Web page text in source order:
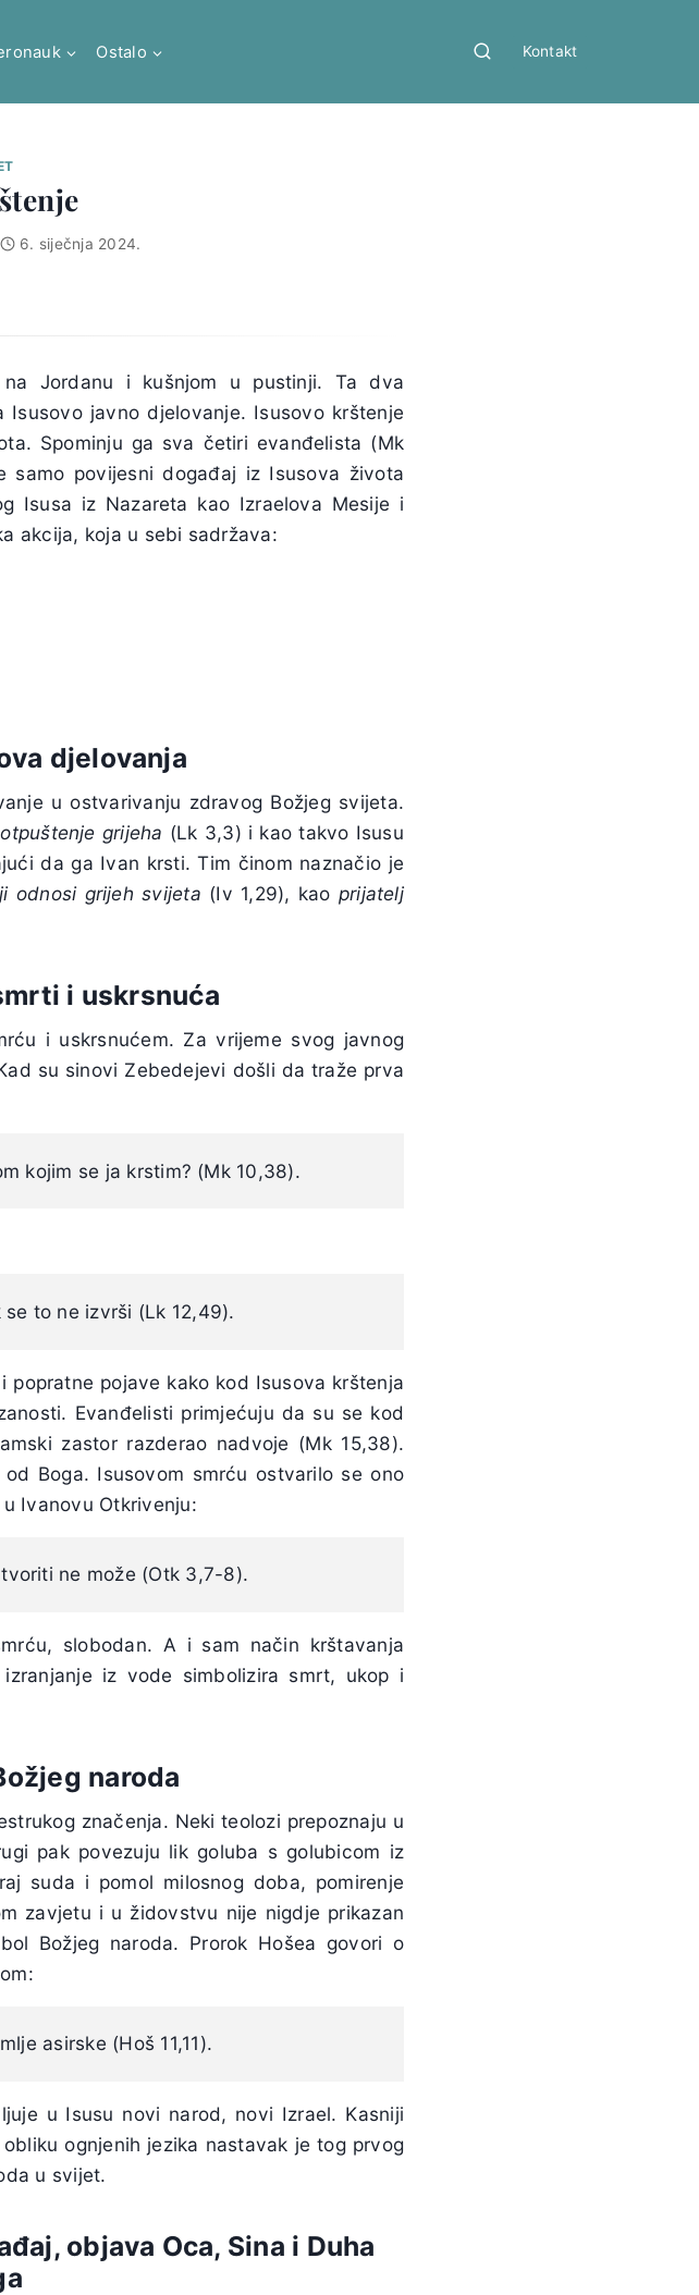
Ostalo Kontakt
6. siječnja 2024.
Jordanu i kušnjom u pustinji. Ta dva
javno djelovanje. Isusovo krštenje
Spominju ga sva četiri evanđelista (Mk
samo povijesni događaj iz Isusova života
Isusa iz Nazareta kao Izraelova Mesije i
akcija, koja u sebi sadržava:
djelovanja
u ostvarivanju zdravog Božjeg svijeta.
grijeha (Lk 3,3) i kao takvo Isusu
da ga Ivan krsti. Tim činom naznačio je
odnosi grijeh svijeta (Iv 1,29), kao prijatelj
i uskrsnuća
i uskrsnućem. Za vrijeme svog javnog
su sinovi Zebedejevi došli da traže prva
kojim se ja krstim? (Mk 10,38).
to ne izvrši (Lk 12,49).
popratne pojave kako kod Isusova krštenja
Evanđelisti primjećuju da su se kod
zastor razderao nadvoje (Mk 15,38).
Boga. Isusovom smrću ostvarilo se ono
u Ivanovu Otkrivenju:
ne može (Otk 3,7-8).
slobodan. A i sam način krštavanja
iz vode simbolizira smrt, ukop i
naroda
značenja. Neki teolozi prepoznaju u
pak povezuju lik goluba s golubicom iz
suda i pomol milosnog doba, pomirenje
zavjetu i u židovstvu nije nigdje prikazan
Božjeg naroda. Prorok Hošea govori o
asirske (Hoš 11,11).
u Isusu novi narod, novi Izrael. Kasniji
ognjenih jezika nastavak je tog prvog
u svijet.
objava Oca, Sina i Duha